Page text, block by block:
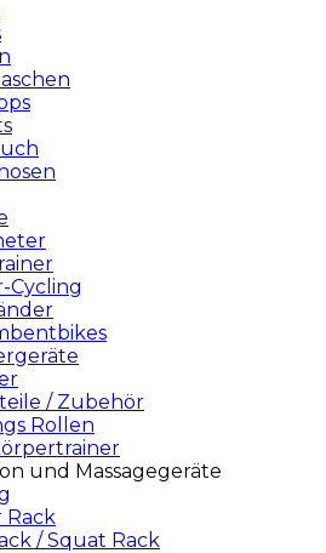
Cycling
/ Zubehör
Rollen
und Massagegeräte
Rack
/ Squat Rack